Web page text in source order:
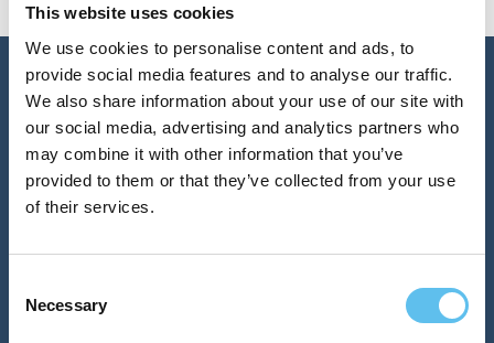
This website uses cookies
We use cookies to personalise content and ads, to
provide social media features and to analyse our traffic.
We also share information about your use of our site with
our social media, advertising and analytics partners who
may combine it with other information that you’ve
provided to them or that they’ve collected from your use
of their services.
Selection
Necessary
Valmiina aloittamaan?
SokoPro tarjoaa yksinkertaisen ja turvallisen tavan
työskennellä digitaalisella aikakaudella
Kirjaudu Ota yhteyttä